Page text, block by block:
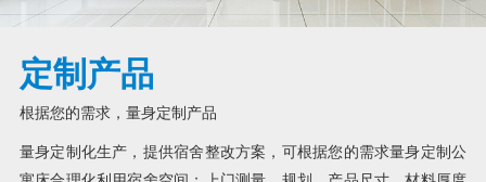
定制产品
根据您的需求，量身定制产品
量身定制化生产，提供宿舍整改方案，可根据您的需求量身定制公